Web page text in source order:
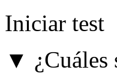
Iniciar test
▼ ¿Cuáles